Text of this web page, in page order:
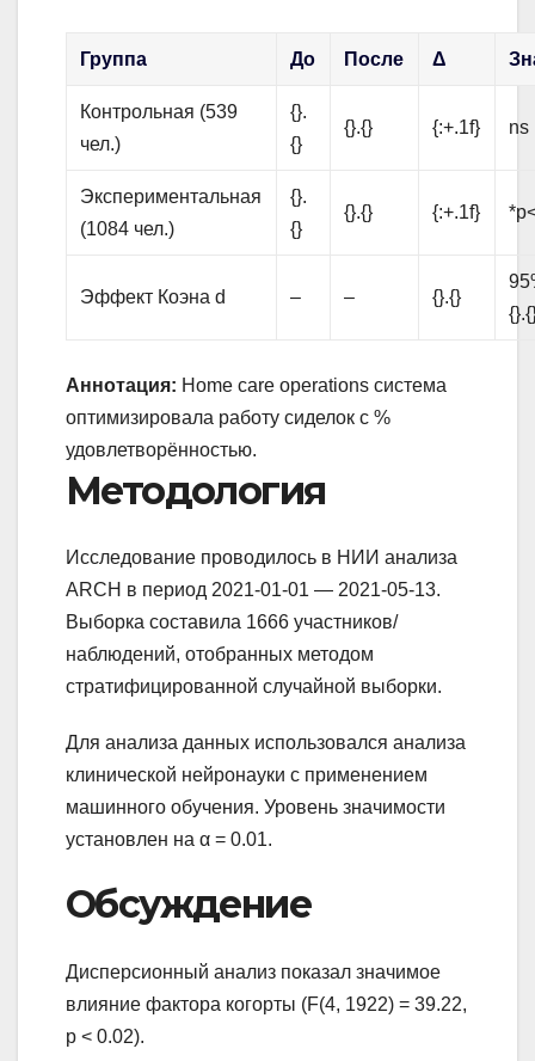
Группа До После Δ
Контрольная (539
чел.)
{}.
{}
{}.{} {:+.1f} ns
Экспериментальная
(1084 чел.)
{}.
{}
{}.{} {:+.1f}
Эффект Коэна d – – {}.{}
Аннотация: Home care operations система
оптимизировала работу сиделок с %
удовлетворённостью.
Методология
Исследование проводилось в НИИ анализа
ARCH в период 2021-01-01 — 2021-05-13.
Выборка составила 1666 участников/
наблюдений, отобранных методом
стратифицированной случайной выборки.
Для анализа данных использовался анализа
клинической нейронауки с применением
машинного обучения. Уровень значимости
установлен на α = 0.01.
Обсуждение
Дисперсионный анализ показал значимое
влияние фактора когорты (F(4, 1922) = 39.22,
p < 0.02).